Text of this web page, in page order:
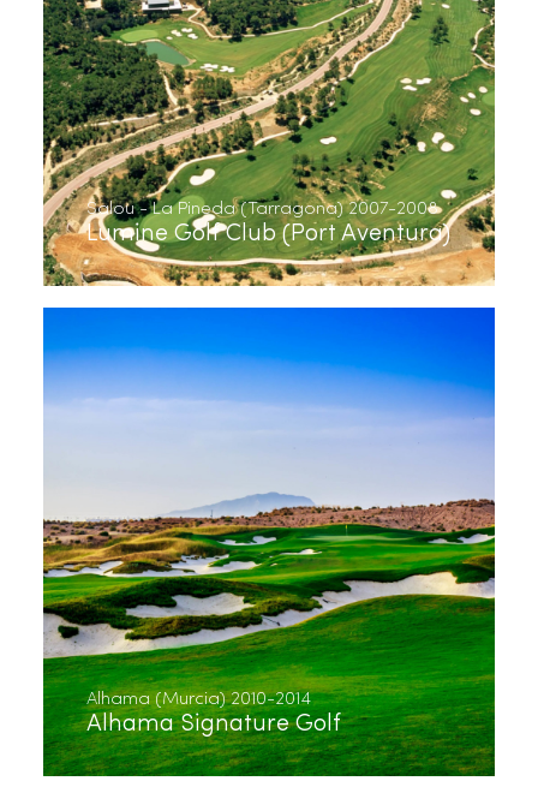
Salou - La Pineda (Tarragona) 2007-2008
Lumine Golf Club (Port Aventura)
Alhama (Murcia) 2010-2014
Alhama Signature Golf